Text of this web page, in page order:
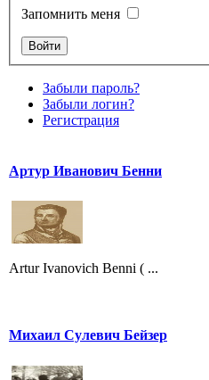
Запомнить меня
Забыли пароль?
Забыли логин?
Регистрация
Артур Иванович Бенни
Artur Ivanovich Benni ( ...
Михаил Сулевич Бейзер